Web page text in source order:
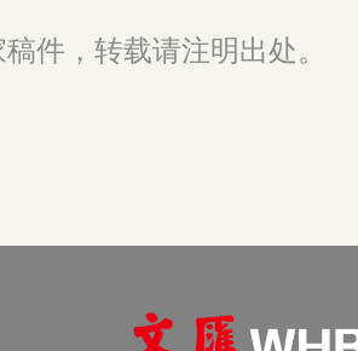
件，转载请注明出处。